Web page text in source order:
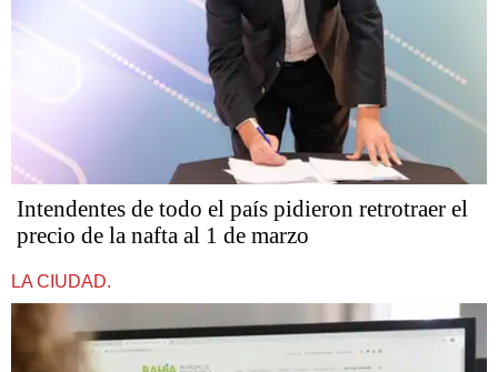
Intendentes de todo el país pidieron retrotraer el
precio de la nafta al 1 de marzo
LA CIUDAD.